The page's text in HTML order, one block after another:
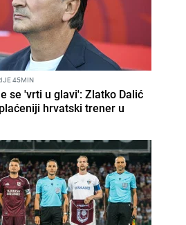
45MIN
se 'vrti u glavi': Zlatko Dalić
hrvatski trener u